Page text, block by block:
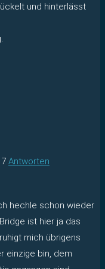
und hinterlässt
Antworten
hechle schon wieder
ist hier ja das
mich übrigens
einzige bin, dem